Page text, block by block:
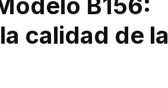
calidad de la